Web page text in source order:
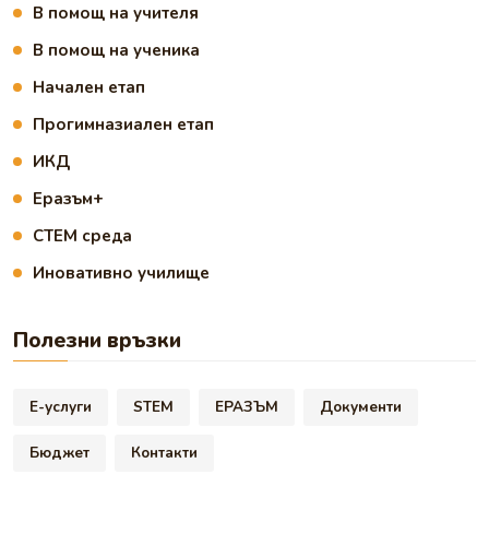
В помощ на учителя
В помощ на ученика
Начален етап
Прогимназиален етап
ИКД
Еразъм+
СТЕМ среда
Иновативно училище
Полезни връзки
Е-услуги STEM ЕРАЗЪМ Документи
Бюджет Контакти